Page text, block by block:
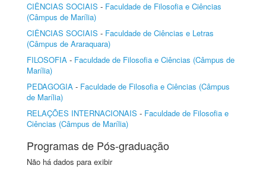
CIÊNCIAS SOCIAIS - Faculdade de Filosofia e Ciências
(Câmpus de Marília)
CIÊNCIAS SOCIAIS - Faculdade de Ciências e Letras
(Câmpus de Araraquara)
FILOSOFIA - Faculdade de Filosofia e Ciências (Câmpus de
Marília)
PEDAGOGIA - Faculdade de Filosofia e Ciências (Câmpus
de Marília)
RELAÇÕES INTERNACIONAIS - Faculdade de Filosofia e
Ciências (Câmpus de Marília)
Programas de Pós-graduação
Não há dados para exibir